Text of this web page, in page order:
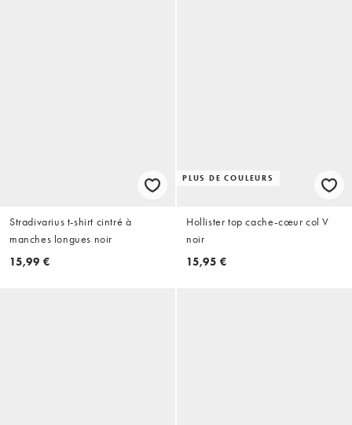
Stradivarius t-shirt cintré à
manches longues noir
15,99 €
PLUS DE COULEURS
Hollister top cache-cœur col V
noir
15,95 €